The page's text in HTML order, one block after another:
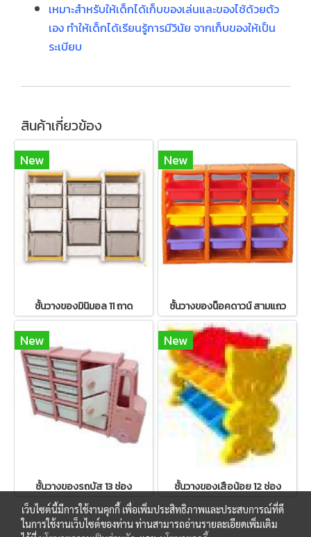
เหมาะสำหรับให้เด็กได้เก็บของเล่นและของไช้ด้วยตัว
เอง ทำให้เด็กได้เรียนรู้การมีวินัย จากเก็บของให้เป็น
ระเบียบ
สินค้าเกี่ยวข้อง
New
ชั้นวางของมินิมอล 11 ถาด
New
ชั้นวางของน็อคดาวน์ สามแถว
New
ชั้นวางของรถบัส 13 ช่อง
New
ชั้นวางของเสือน้อย 12 ช่อง
เว็บไซต์นี้มีการใช้งานคุกกี้ เพื่อเพิ่มประสิทธิภาพและประสบการณ์ที่ดี
ในการใช้งานเว็บไซต์ของท่าน ท่านสามารถอ่านรายละเอียดเพิ่มเติม